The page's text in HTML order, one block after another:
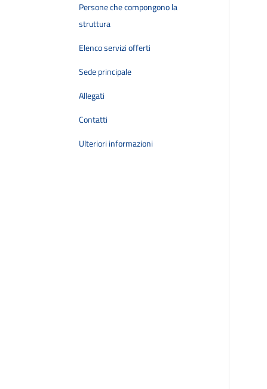
Persone che compongono la
struttura
Elenco servizi offerti
Sede principale
Allegati
Contatti
Ulteriori informazioni